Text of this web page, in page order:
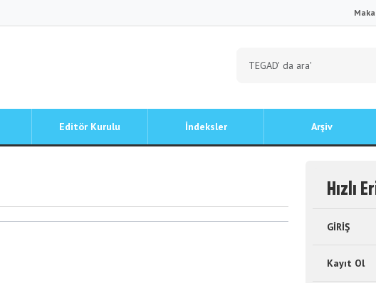
Editör Kurulu İndeksler Arşiv
Hızlı
GİRİŞ
Kayıt Ol